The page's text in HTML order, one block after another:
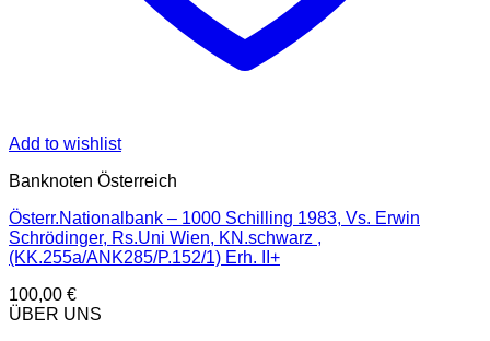
Add to wishlist
Banknoten Österreich
Österr.Nationalbank – 1000 Schilling 1983, Vs. Erwin
Schrödinger, Rs.Uni Wien, KN.schwarz ,
(KK.255a/ANK285/P.152/1) Erh. II+
100,00 €
ÜBER UNS